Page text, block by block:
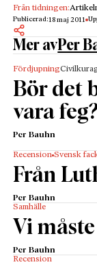
Från tidningen:
Publicerad:18 maj 2011
Mer avPer
Fördjupning
Bör det
vara
Per Bauhn
Recension Svensk
Från
Per Bauhn
Samhälle
Vi
Per Bauhn
Recension